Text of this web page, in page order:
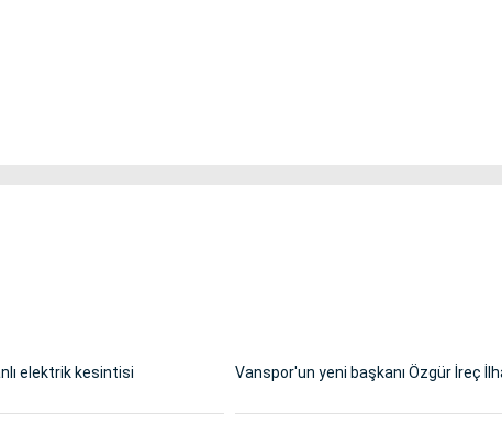
elektrik kesintisi
Vanspor'un yeni başkanı Özgür İreç